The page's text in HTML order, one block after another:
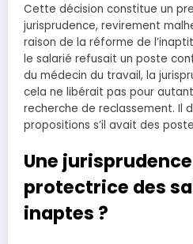
Cette décision constitue un
jurisprudence, revirement
raison de la réforme de
le salarié refusait un poste
du médecin du travail, la
cela ne libérait pas pour
recherche de reclassement. Il
propositions s’il avait des
Une
protectrice des
inaptes ?